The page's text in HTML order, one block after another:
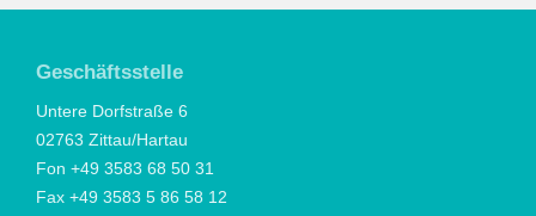
Geschäftsstelle
Untere Dorfstraße 6
02763 Zittau/Hartau
Fon +49 3583 68 50 31
Fax +49 3583 5 86 58 12